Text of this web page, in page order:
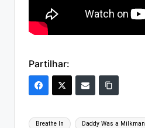
Partilhar:
Tags:
Breathe In Daddy Was a Milkman